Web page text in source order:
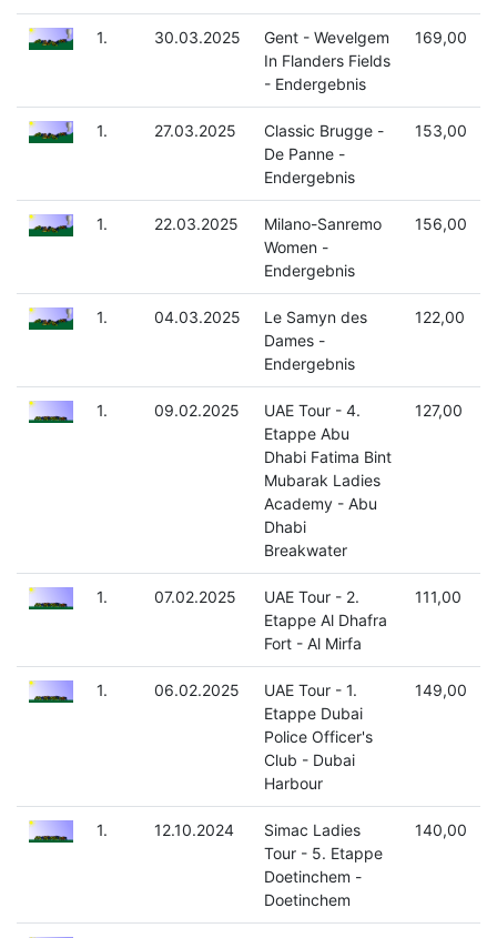
1. 30.03.2025
Gent - Wevelgem
In Flanders Fields
- Endergebnis
169,00
1. 27.03.2025
Classic Brugge -
De Panne -
Endergebnis
153,00
1. 22.03.2025
Milano-Sanremo
Women -
Endergebnis
156,00
1. 04.03.2025
Le Samyn des
Dames -
Endergebnis
122,00
1. 09.02.2025
UAE Tour - 4.
Etappe Abu
Dhabi Fatima Bint
Mubarak Ladies
Academy - Abu
Dhabi
Breakwater
127,00
1. 07.02.2025
UAE Tour - 2.
Etappe Al Dhafra
Fort - Al Mirfa
111,00
1. 06.02.2025
UAE Tour - 1.
Etappe Dubai
Police Officer's
Club - Dubai
Harbour
149,00
1. 12.10.2024
Simac Ladies
Tour - 5. Etappe
Doetinchem -
Doetinchem
140,00